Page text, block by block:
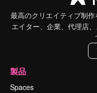
最高のクリエイティブ制
エイター、企業、代理店
製品
Spaces